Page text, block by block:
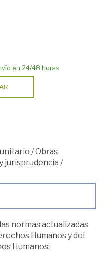
en 24/48 horas
/Obras
jurisprudencia /
normas actualizadas
Humanos y del
Humanos: